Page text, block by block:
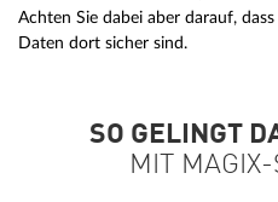
Achten Sie dabei aber darauf,
Daten dort sicher sind.
SO GELINGT
MIT